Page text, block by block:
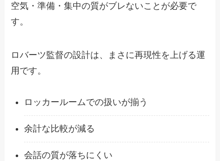
空気・準備・集中の質がブレないことが必要で
す。
ロバーツ監督の設計は、まさに再現性を上げる運
用です。
ロッカールームでの扱いが揃う
余計な比較が減る
会話の質が落ちにくい